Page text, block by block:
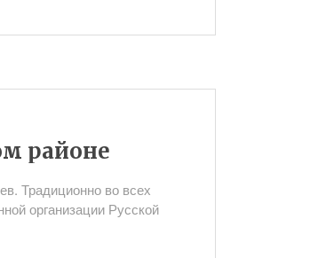
районе
Традиционно во всех
организации Русской